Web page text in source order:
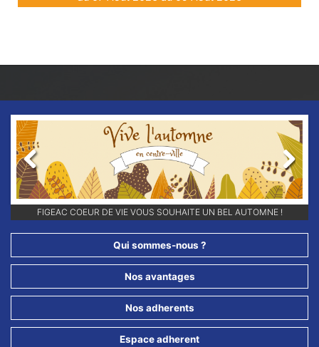
FIGEAC COEUR DE VIE VOUS SOUHAITE UN BEL AUTOMNE !
Previous Next
Qui sommes-nous ?
Nos avantages
Nos adherents
Espace adherent